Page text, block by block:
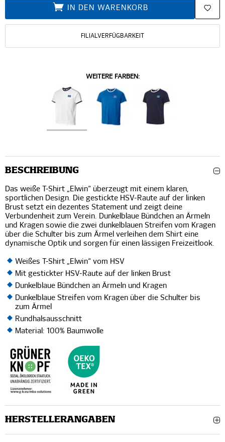
IN DEN WARENKORB
FILIALVERFÜGBARKEIT
WEITERE FARBEN:
BESCHREIBUNG
Das weiße T-Shirt „Elwin“ überzeugt mit einem klaren,
sportlichen Design. Die gestickte HSV-Raute auf der linken
Brust setzt ein dezentes Statement und zeigt deine
Verbundenheit zum Verein. Dunkelblaue Bündchen an Ärmeln
und Kragen sowie die zwei dunkelblauen Streifen vom Kragen
über die Schulter bis zum Ärmel verleihen dem Shirt eine
dynamische Optik und sorgen für einen lässigen Freizeitlook.
Weißes T-Shirt „Elwin“ vom HSV
Mit gestickter HSV-Raute auf der linken Brust
Dunkelblaue Bündchen an Ärmeln und Kragen
Dunkelblaue Streifen vom Kragen über die Schulter bis
zum Ärmel
Rundhalsausschnitt
Material: 100% Baumwolle
HERSTELLERANGABEN